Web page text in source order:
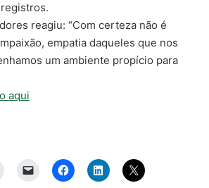
reagiu: “Com certeza não é
empatia daqueles que nos
um ambiente propício para
aqui